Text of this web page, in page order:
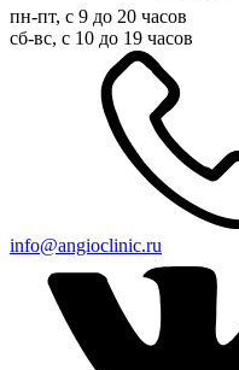
пн-пт, с 9 до 20 часов
сб-вс, с 10 до 19 часов
info@angioclinic.ru